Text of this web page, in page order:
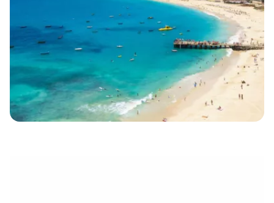
eletrónico